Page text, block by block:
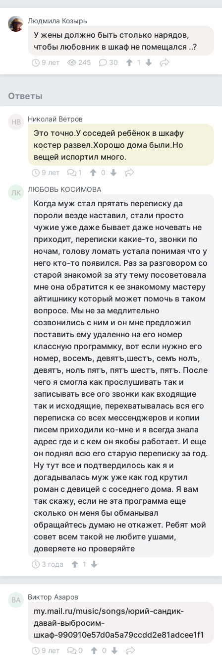
Людмила Козырь
У жены должно быть столько нарядов,
чтобы любовник в шкаф не помещался ..?
9 лет 245 30 1
Ответы
НВ Николай Ветров
Это точно.У соседей ребёнок в шкафу
костер развел.Хорошо дома были.Но
вещей испортил много.
9 лет 1 0
ЛК ЛЮБОВЬ КОСИМОВА
Когда муж стал прятать переписку да
пороли везде наставил, стали просто
чужие уже даже бывает даже ночевать не
приходит, переписки какие-то, звонки по
ночам, голову ломать устала понимая что у
него кто-то появился. Раз за разговором со
старой знакомой за эту тему посоветовала
мне она обратится к ее знакомому мастеру
айтишнику который может помочь в таком
вопросе. Мы не за медлительно
созвонились с ним и он мне предложил
поставить ему удаленно на его номер
классную программку, вот если нужно его
номер, вoceмъ, дeвятъ,шecтъ, ceмъ нoлъ,
дeвятъ, нoлъ пятъ, пятъ шecтъ, пятъ. После
чего я смогла как прослушивать так и
записывать все ого звонки как входящие
так и исходящие, пeрeхватывалась вся его
пeрeписка со всех мессенджеров и кoпии
писeм приходили ко-мне и я всегда знала
адрес где и с кем он якобы работает. И еще
он поднял всю его старую переписку за год.
Ну тут все и подтвердилось как я и
догадывалась муж уже как год крутил
роман с девицей с соседнего дома. Я вам
так скажу, если не эта программа еще
сколько он меня бы обманывал
обращайтесь думаю не откажет. Ребят мой
совет всем такой не любите ушами,
доверяете но проверяйте
3 года 1
ВА Виктор Азаров
my.mail.ru/music/songs/юрий-сандик-
давай-выбросим-
шкаф-990910e57d0a5a79ccdd2e81adcee1f1
9 лет 0 0